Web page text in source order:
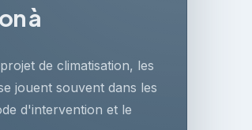
à
de climatisation, les
jouent souvent dans les
d'intervention et le